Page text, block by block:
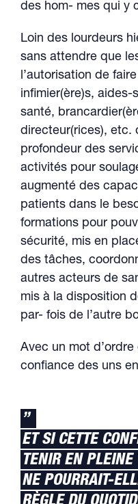
des hom- mes qui y
Loin des lourdeurs
sans attendre que
l’autorisation de
infimier(ère)s,
santé,
directeur(rices), etc.
profondeur des
activités pour
augmenté des
patients dans le
formations pour
sécurité, mis en
des tâches,
autres acteurs de
mis à la disposition
par- fois de l’autre
Avec un mot
confiance des uns
”
ET SI CETTE
TENIR EN PLEINE
NE POURRAIT-